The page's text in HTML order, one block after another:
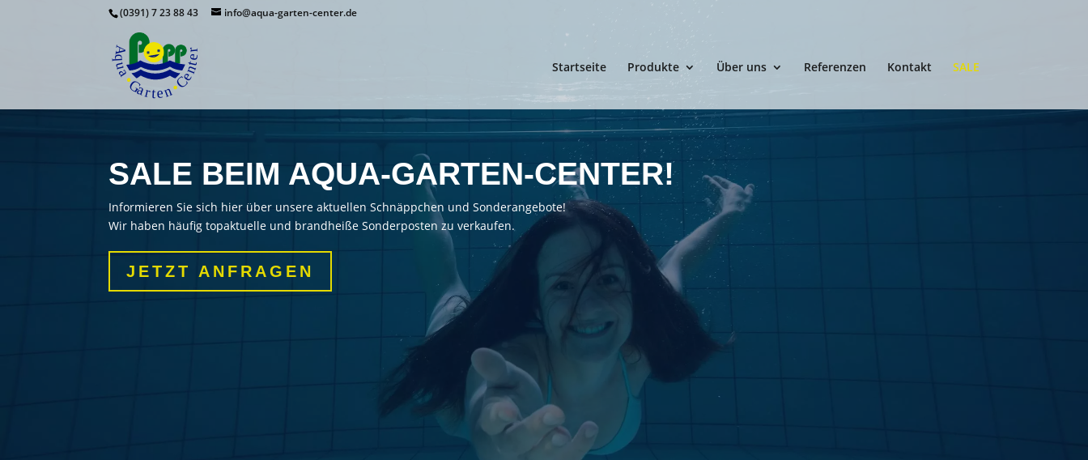
(0391) 7 23 88 43 info@aqua-garten-center.de
Startseite Produkte Über uns Referenzen Kontakt SALE
SALE BEIM AQUA-GARTEN-CENTER!
Informieren Sie sich hier über unsere aktuellen Schnäppchen und Sonderangebote!
Wir haben häufig topaktuelle und brandheiße Sonderposten zu verkaufen.
JETZT ANFRAGEN